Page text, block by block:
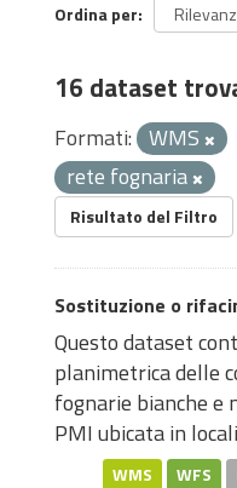
Ordina per
16 dataset
Formati: WMS
rete fognaria
Risultato del Filtro
Sostituzione o
Questo dataset
planimetrica delle
fognarie bianche e
PMI ubicata in
WMS WFS